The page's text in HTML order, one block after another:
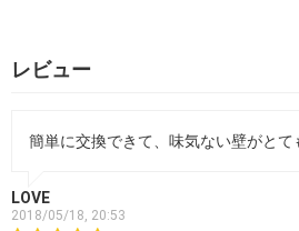
レビュー
簡単に交換できて、味気ない壁がとて
LOVE
2018/05/18, 20:53